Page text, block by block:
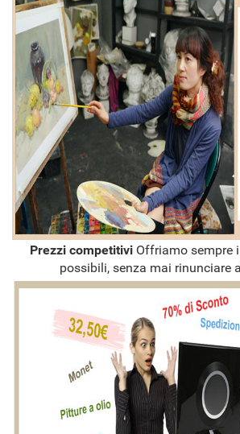
Prezzi competitivi Offriamo sempre
possibili, senza mai rinunciare